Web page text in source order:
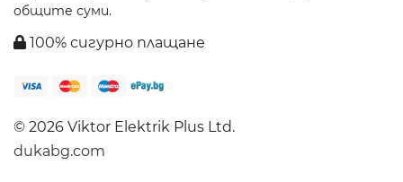
общите суми.
100% сигурно плащане
© 2026 Viktor Elektrik Plus Ltd.
dukabg.com